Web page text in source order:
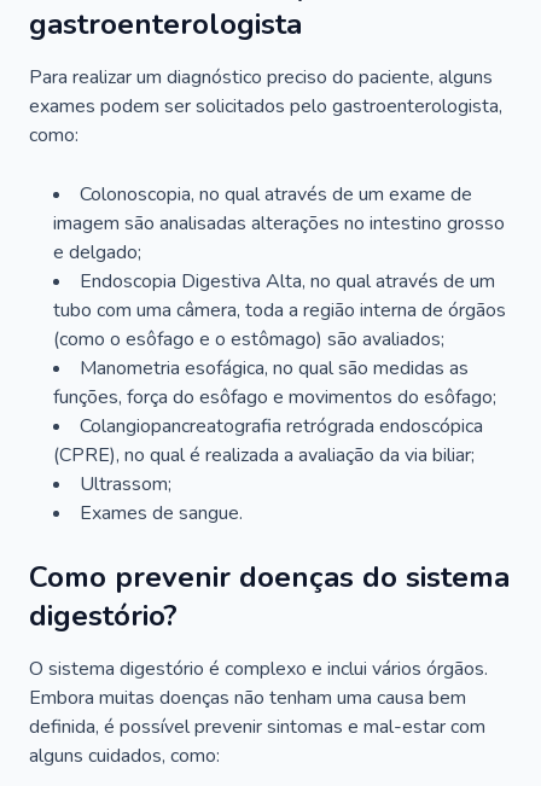
gastroenterologista
Para realizar um diagnóstico preciso do paciente, alguns
exames podem ser solicitados pelo gastroenterologista,
como:
Colonoscopia, no qual através de um exame de
imagem são analisadas alterações no intestino grosso
e delgado;
Endoscopia Digestiva Alta, no qual através de um
tubo com uma câmera, toda a região interna de órgãos
(como o esôfago e o estômago) são avaliados;
Manometria esofágica, no qual são medidas as
funções, força do esôfago e movimentos do esôfago;
Colangiopancreatografia retrógrada endoscópica
(CPRE), no qual é realizada a avaliação da via biliar;
Ultrassom;
Exames de sangue.
Como prevenir doenças do sistema
digestório?
O sistema digestório é complexo e inclui vários órgãos.
Embora muitas doenças não tenham uma causa bem
definida, é possível prevenir sintomas e mal-estar com
alguns cuidados, como: